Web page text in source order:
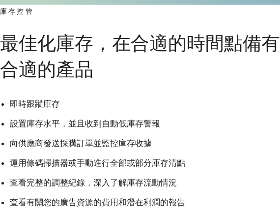
庫存控管
最佳化庫存，在合適的時間點備有
合適的產品
即時跟蹤庫存
設置庫存水平，並且收到自動低庫存警報
向供應商發送採購訂單並監控庫存收據
運用條碼掃描器或手動進行全部或部分庫存清點
查看完整的調整紀錄，深入了解庫存流動情況
查看有關您的廣告資源的費用和潛在利潤的報告